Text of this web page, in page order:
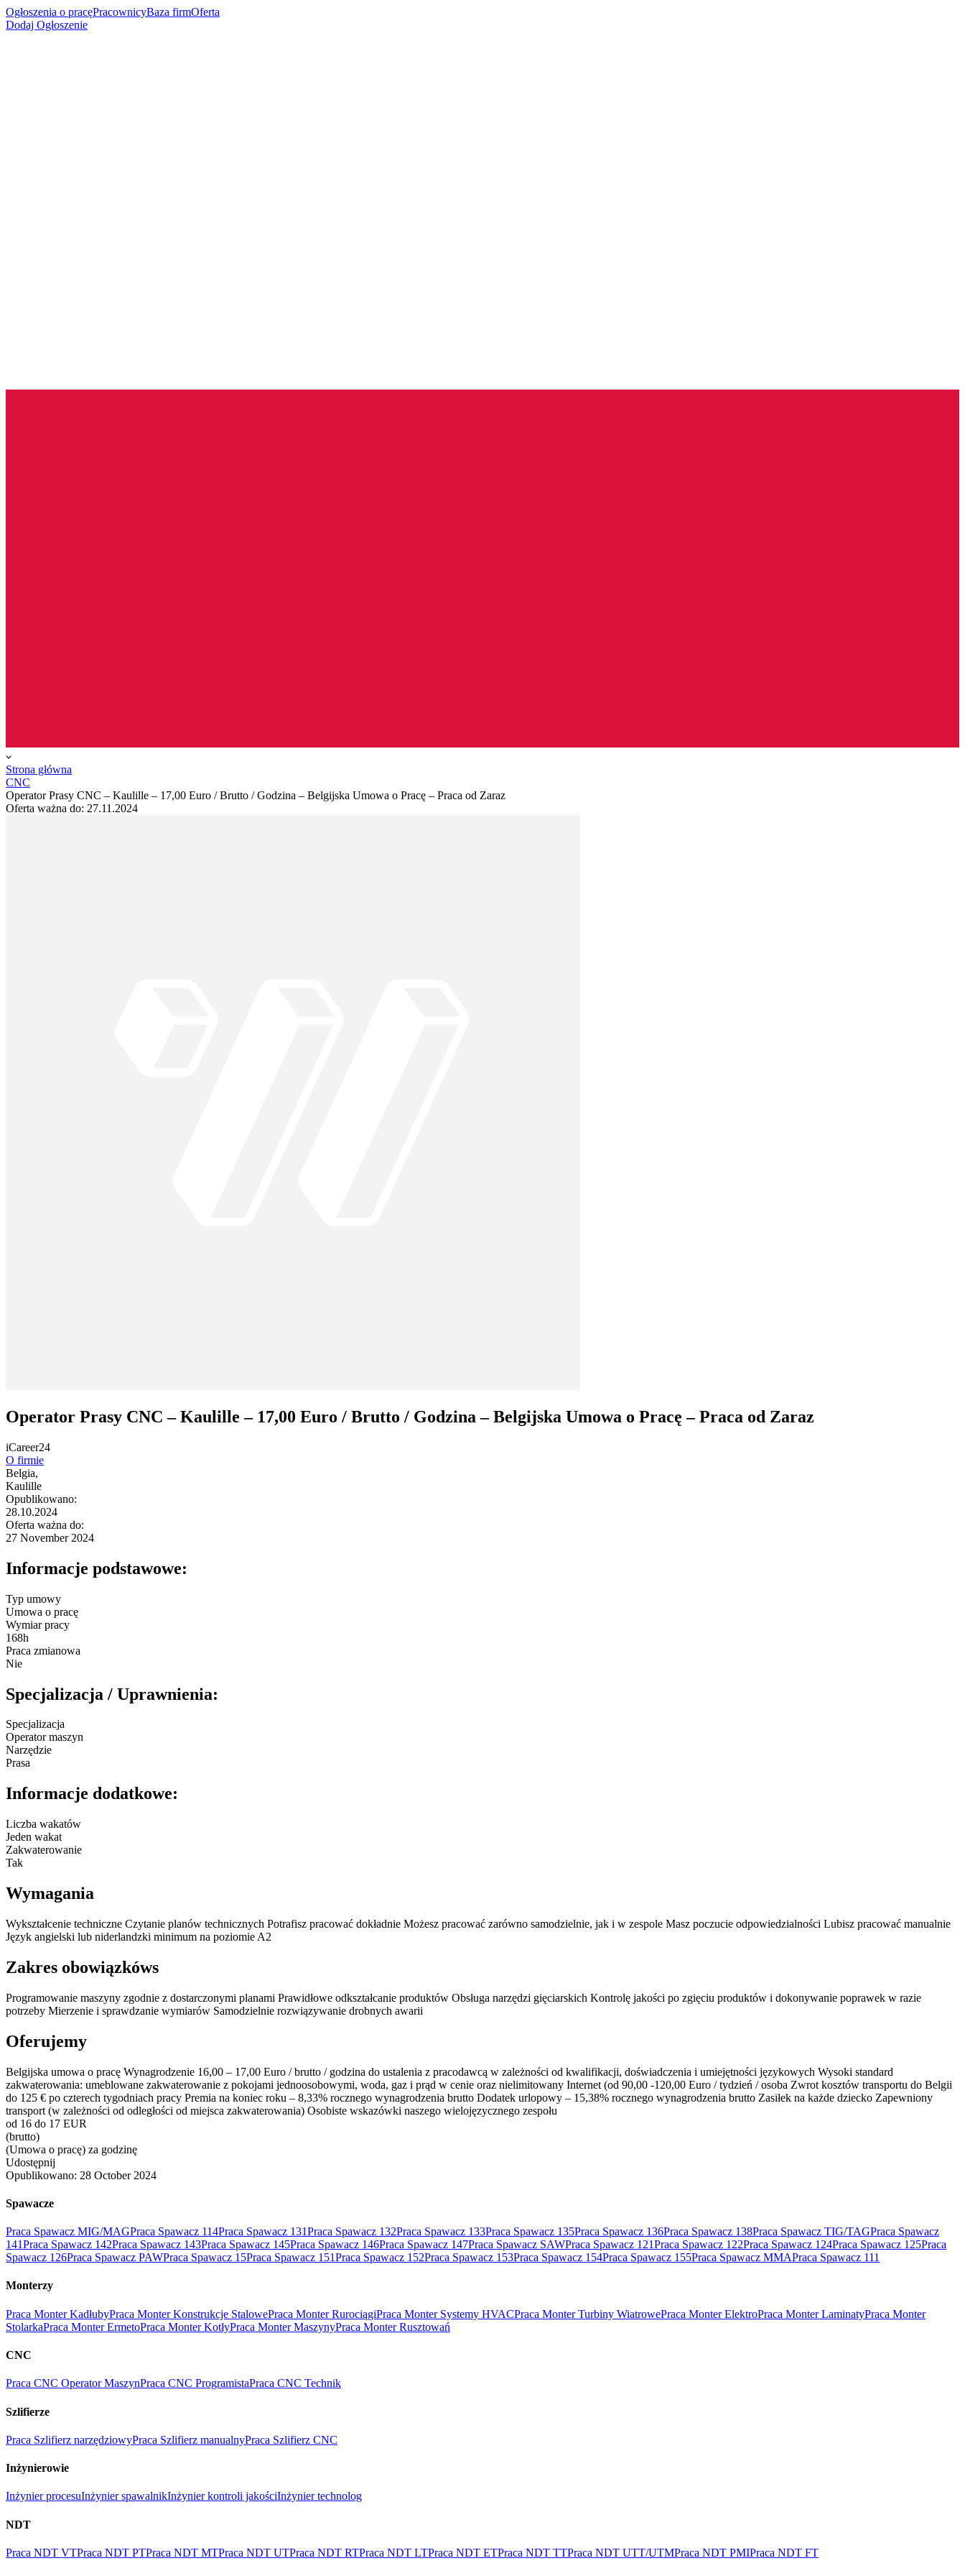
Ogłoszenia o pracęPracownicyBaza firmOferta
Dodaj Ogłoszenie
Strona główna
CNC
Operator Prasy CNC – Kaulille – 17,00 Euro / Brutto / Godzina – Belgijska Umowa o Pracę – Praca od Zaraz
Oferta ważna do: 27.11.2024
Operator Prasy CNC – Kaulille – 17,00 Euro / Brutto / Godzina – Belgijska Umowa o Pracę – Praca od Zaraz
iCareer24
O firmie
Belgia,
Kaulille
Opublikowano:
28.10.2024
Oferta ważna do:
27 November 2024
Informacje podstawowe:
Typ umowy
Umowa o pracę
Wymiar pracy
168h
Praca zmianowa
Nie
Specjalizacja / Uprawnienia:
Specjalizacja
Operator maszyn
Narzędzie
Prasa
Informacje dodatkowe:
Liczba wakatów
Jeden wakat
Zakwaterowanie
Tak
Wymagania
Wykształcenie techniczne Czytanie planów technicznych Potrafisz pracować dokładnie Możesz pracować zarówno samodzielnie, jak i w zespole Masz poczucie odpowiedzialności Lubisz pracować manualnie
Język angielski lub niderlandzki minimum na poziomie A2
Zakres obowiązkóws
Programowanie maszyny zgodnie z dostarczonymi planami Prawidłowe odkształcanie produktów Obsługa narzędzi gięciarskich Kontrolę jakości po zgięciu produktów i dokonywanie poprawek w razie
potrzeby Mierzenie i sprawdzanie wymiarów Samodzielnie rozwiązywanie drobnych awarii
Oferujemy
Belgijska umowa o pracę Wynagrodzenie 16,00 – 17,00 Euro / brutto / godzina do ustalenia z pracodawcą w zależności od kwalifikacji, doświadczenia i umiejętności językowych Wysoki standard
zakwaterowania: umeblowane zakwaterowanie z pokojami jednoosobowymi, woda, gaz i prąd w cenie oraz nielimitowany Internet (od 90,00 -120,00 Euro / tydzień / osoba Zwrot kosztów transportu do Belgii
do 125 € po czterech tygodniach pracy Premia na koniec roku – 8,33% rocznego wynagrodzenia brutto Dodatek urlopowy – 15,38% rocznego wynagrodzenia brutto Zasiłek na każde dziecko Zapewniony
transport (w zależności od odległości od miejsca zakwaterowania) Osobiste wskazówki naszego wielojęzycznego zespołu
od 16 do 17 EUR
(brutto)
(Umowa o pracę) za godzinę
Udostępnij
Opublikowano: 28 October 2024
Spawacze
Praca Spawacz MIG/MAGPraca Spawacz 114Praca Spawacz 131Praca Spawacz 132Praca Spawacz 133Praca Spawacz 135Praca Spawacz 136Praca Spawacz 138Praca Spawacz TIG/TAGPraca Spawacz
141Praca Spawacz 142Praca Spawacz 143Praca Spawacz 145Praca Spawacz 146Praca Spawacz 147Praca Spawacz SAWPraca Spawacz 121Praca Spawacz 122Praca Spawacz 124Praca Spawacz 125Praca
Spawacz 126Praca Spawacz PAWPraca Spawacz 15Praca Spawacz 151Praca Spawacz 152Praca Spawacz 153Praca Spawacz 154Praca Spawacz 155Praca Spawacz MMAPraca Spawacz 111
Monterzy
Praca Monter KadłubyPraca Monter Konstrukcje StalowePraca Monter RurociągiPraca Monter Systemy HVACPraca Monter Turbiny WiatrowePraca Monter ElektroPraca Monter LaminatyPraca Monter
StolarkaPraca Monter ErmetoPraca Monter KotłyPraca Monter MaszynyPraca Monter Rusztowań
CNC
Praca CNC Operator MaszynPraca CNC ProgramistaPraca CNC Technik
Szlifierze
Praca Szlifierz narzędziowyPraca Szlifierz manualnyPraca Szlifierz CNC
Inżynierowie
Inżynier procesuInżynier spawalnikInżynier kontroli jakościInżynier technolog
NDT
Praca NDT VTPraca NDT PTPraca NDT MTPraca NDT UTPraca NDT RTPraca NDT LTPraca NDT ETPraca NDT TTPraca NDT UTT/UTMPraca NDT PMIPraca NDT FT